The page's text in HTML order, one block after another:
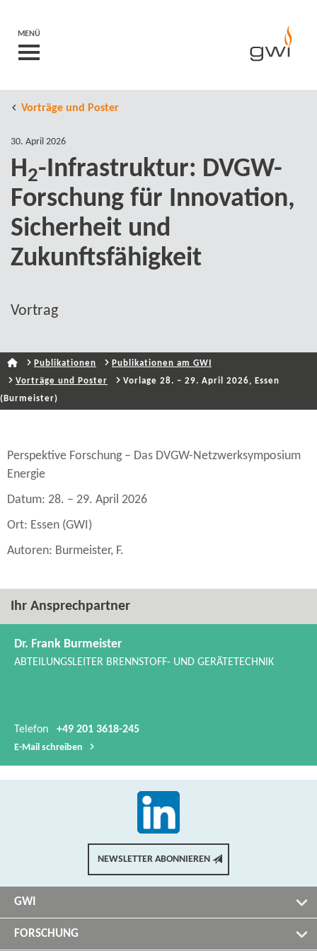
MENÜ
Vorträge und Poster
30. April 2026
H2-​Infrastruktur: DVGW-​
Forschung für Innovation,
Sicherheit und
Zukunftsfähigkeit
Vortrag
Publikationen
Publikationen am GWI
Vorträge und Poster
Vorlage 28. – 29. April 2026, Essen
(Burmeister)
Perspektive Forschung – Das DVGW-​Netzwerksymposium
Energie
Datum: 28. – 29. April 2026
Ort: Essen (GWI)
Autoren: Burmeister, F.
Ihr Ansprechpartner
Dr. Frank Burmeister
ABTEILUNGSLEITER BRENNSTOFF-​ UND GERÄTETECHNIK
Telefon +49 201 3618-245
E-​Mail schreiben
NEWSLETTER ABONNIEREN
GWI
FORSCHUNG